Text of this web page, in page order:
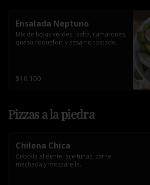
Ensalada Neptuno
Mix de hojas verdes, palta, camarones,
queso roquefort y sésamo tostado.
$10.100
Pizzas a la piedra
Chilena Chica
Cebolla al dente, aceitunas, carne
mechada y mozzarella.